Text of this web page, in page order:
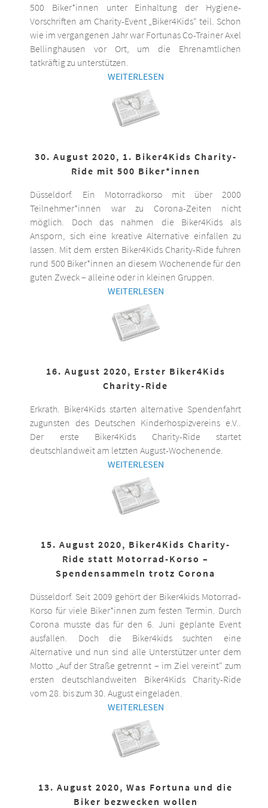
500 Biker*innen unter Einhaltung der Hygiene-
Vorschriften am Charity-Event „Biker4Kids“ teil. Schon
wie im vergangenen Jahr war Fortunas Co-Trainer Axel
Bellinghausen vor Ort, um die Ehrenamtlichen
tatkräftig zu unterstützen.
WEITERLESEN
30. August 2020, 1. Biker4Kids Charity-
Ride mit 500 Biker*innen
Düsseldorf. Ein Motorradkorso mit über 2000
Teilnehmer*innen war zu Corona-Zeiten nicht
möglich. Doch das nahmen die Biker4Kids als
Ansporn, sich eine kreative Alternative einfallen zu
lassen. Mit dem ersten Biker4Kids Charity-Ride fuhren
rund 500 Biker*innen an diesem Wochenende für den
guten Zweck – alleine oder in kleinen Gruppen.
WEITERLESEN
16. August 2020, Erster Biker4Kids
Charity-Ride
Erkrath. Biker4Kids starten alternative Spendenfahrt
zugunsten des Deutschen Kinderhospizvereins e.V..
Der erste Biker4Kids Charity-Ride startet
deutschlandweit am letzten August-Wochenende.
WEITERLESEN
15. August 2020, Biker4Kids Charity-
Ride statt Motorrad-Korso –
Spendensammeln trotz Corona
Düsseldorf. Seit 2009 gehört der Biker4kids Motorrad-
Korso für viele Biker*innen zum festen Termin. Durch
Corona musste das für den 6. Juni geplante Event
ausfallen. Doch die Biker4kids suchten eine
Alternative und nun sind alle Unterstützer unter dem
Motto „Auf der Straße getrennt – im Ziel vereint“ zum
ersten deutschlandweiten Biker4Kids Charity-Ride
vom 28. bis zum 30. August eingeladen.
WEITERLESEN
13. August 2020, Was Fortuna und die
Biker bezwecken wollen